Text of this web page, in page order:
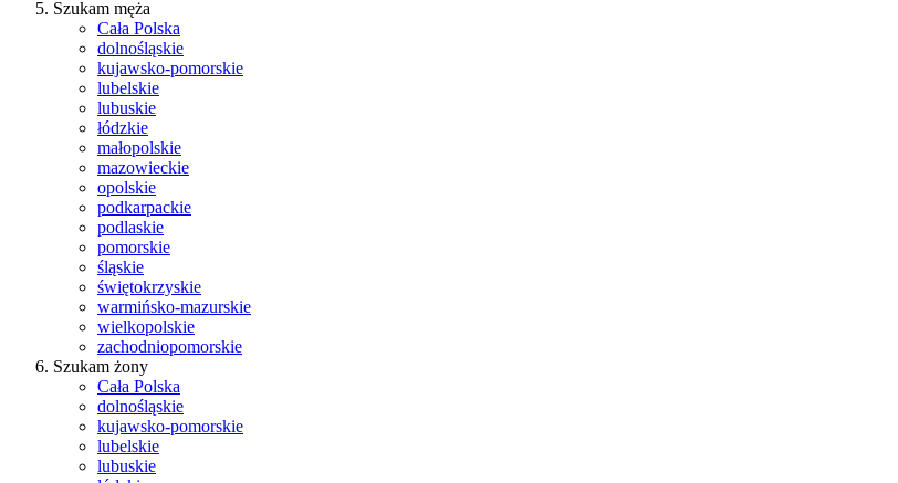
Szukam męża
Cała Polska
dolnośląskie
kujawsko-pomorskie
lubelskie
lubuskie
łódzkie
małopolskie
mazowieckie
opolskie
podkarpackie
podlaskie
pomorskie
śląskie
świętokrzyskie
warmińsko-mazurskie
wielkopolskie
zachodniopomorskie
Szukam żony
Cała Polska
dolnośląskie
kujawsko-pomorskie
lubelskie
lubuskie